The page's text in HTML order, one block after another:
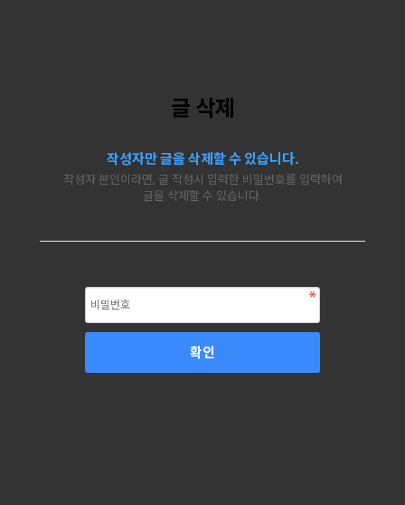
글 삭제
작성자만 글을 삭제할 수 있습니다.
작성자 본인이라면, 글 작성시 입력한 비밀번호를 입력하여
글을 삭제할 수 있습니다.